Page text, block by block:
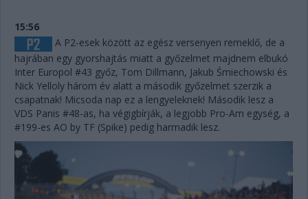
15:56
A P2-esek között az egész versenyen remeklő, de a
hajrában egy gyorshajtás miatt a győzelmet majdnem elbukó
Inter Europol #43 győz, Tom Dillmann, Jakub Śmiechowski és
Nick Yelloly három év alatt a második győzelmet szerzik a
csapatnak! Micsoda nap ez a lengyeleknek! Második lesz a
VDS Panis #48-as, ha végigbírják, a legjobb Pro-Am egység, a
#199-es AO by TF (Spike) pedig harmadik lesz.